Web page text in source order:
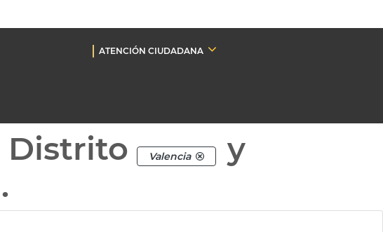
ATENCIÓN CIUDADANA
Distrito Valencia
y
.